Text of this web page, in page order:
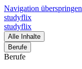
Navigation überspringen
studyflix
studyflix
Alle Inhalte
Berufe
Berufe